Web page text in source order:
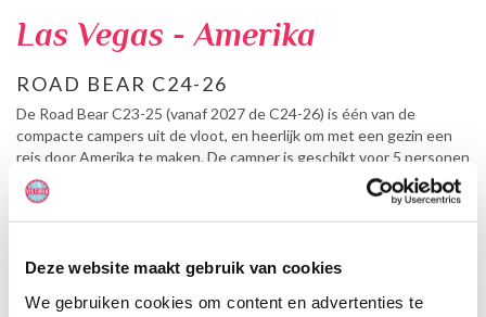
Deze website maakt gebruik van cookies
We gebruiken cookies om content en advertenties te
Las Vegas - Amerika
ROAD BEAR C24-26
De Road Bear C23-25 (vanaf 2027 de C24-26) is één van de
compacte campers uit de vloot, en heerlijk om met een gezin een
reis door Amerika te maken. De camper is geschikt voor 5 personen
(3 volwassenen en 2 kinderen). Deze motorhome heeft een bed in
de cabover, een vast 2-persoonsbed achterin de camper en de
dinette kan omgebouwd worden tot een 1-persoonsbed.